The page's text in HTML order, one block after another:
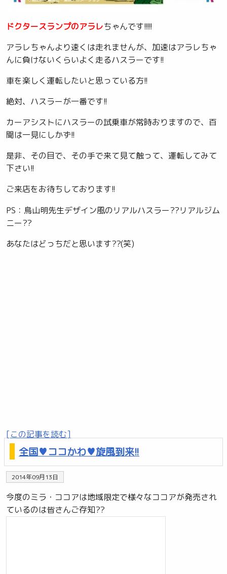
ドクタースランプのアラレちゃんです!!!!!
アラレちゃんより速くは走れませんが、加速はアラレちゃ
んに負けないくらいよく走るハスラーです!!
車を楽しく運転したいと思っている方!!
絶対、ハスラーが一番です!!
カーアシストにハスラーの試乗車が常時おりますので、百
聞は一見にしかず!!
是非、その目で、その手で来て見て触って、運転してみて
下さい!!
ご来店をお待ちしております!!
PS：鳥山明先生デザイン風のリアルハスラー??リアルジム
ニー??
あなたはどっちだと思います??(笑)
[この記事を読む]
全国♥ココかわ♥旋風到来!!
2014年09月13日
今度のミラ・ココアは地域限定で様々なココアが発売され
ているのは皆さんご存知??